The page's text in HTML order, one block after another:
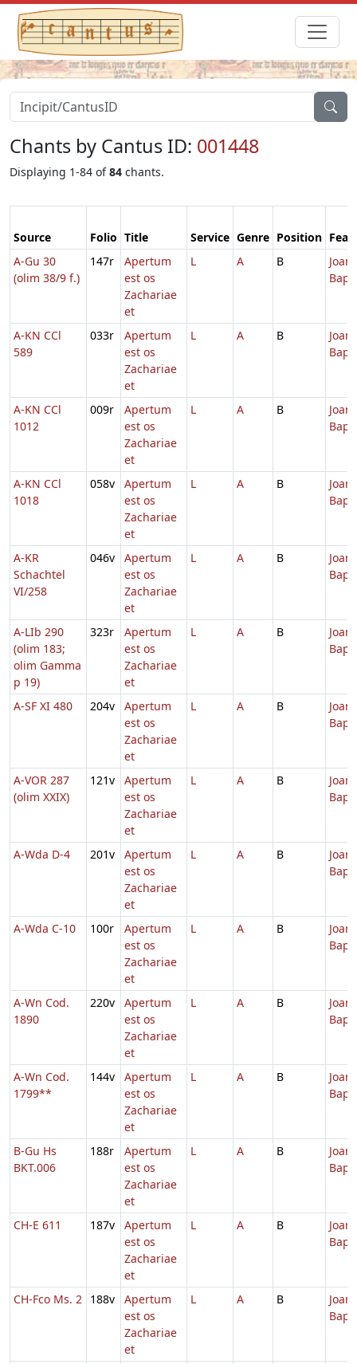
Chants by Cantus ID: 001448
Displaying 1-84 of84 chants.
Source Folio Title Service Genre Position
A-Gu 30
(olim 38/9 f.)
147r
Apertum
est os
Zachariae
et
L A B
A-KN CCl
589
033r
Apertum
est os
Zachariae
et
L A B
A-KN CCl
1012
009r
Apertum
est os
Zachariae
et
L A B
A-KN CCl
1018
058v
Apertum
est os
Zachariae
et
L A B
A-KR
Schachtel
VI/258
046v
Apertum
est os
Zachariae
et
L A B
A-LIb 290
(olim 183;
olim Gamma
p 19)
323r
Apertum
est os
Zachariae
et
L A B
A-SF XI 480 204v
Apertum
est os
Zachariae
et
L A B
A-VOR 287
(olim XXIX)
121v
Apertum
est os
Zachariae
et
L A B
A-Wda D-4 201v
Apertum
est os
Zachariae
et
L A B
A-Wda C-10 100r
Apertum
est os
Zachariae
et
L A B
A-Wn Cod.
1890
220v
Apertum
est os
Zachariae
et
L A B
A-Wn Cod.
1799**
144v
Apertum
est os
Zachariae
et
L A B
B-Gu Hs
BKT.006
188r
Apertum
est os
Zachariae
et
L A B
CH-E 611 187v
Apertum
est os
Zachariae
et
L A B
CH-Fco Ms. 2 188v
Apertum
est os
Zachariae
et
L A B